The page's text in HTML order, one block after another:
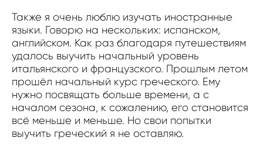
Также я очень люблю изучать иностранные
языки. Говорю на нескольких: испанском,
английском. Как раз благодаря путешествиям
удалось выучить начальный уровень
итальянского и французского. Прошлым летом
прошёл начальный курс греческого. Ему
нужно посвящать больше времени, а с
началом сезона, к сожалению, его становится
всё меньше и меньше. Но свои попытки
выучить греческий я не оставляю.